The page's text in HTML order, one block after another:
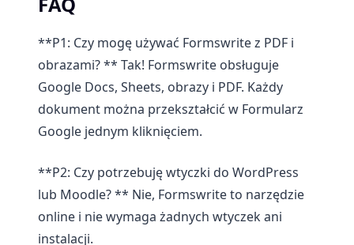
**P1: Czy mogę używać Formswrite z PDF i
obrazami? ** Tak! Formswrite obsługuje
Google Docs, Sheets, obrazy i PDF. Każdy
dokument można przekształcić w Formularz
Google jednym kliknięciem.
**P2: Czy potrzebuję wtyczki do WordPress
lub Moodle? ** Nie, Formswrite to narzędzie
online i nie wymaga żadnych wtyczek ani
instalacji.